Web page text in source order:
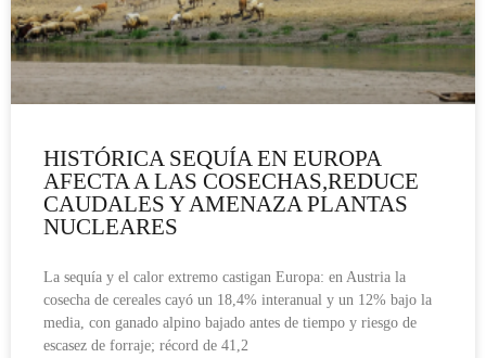
HISTÓRICA SEQUÍA EN EUROPA
AFECTA A LAS COSECHAS,REDUCE
CAUDALES Y AMENAZA PLANTAS
NUCLEARES
La sequía y el calor extremo castigan Europa: en Austria la
cosecha de cereales cayó un 18,4% interanual y un 12% bajo la
media, con ganado alpino bajado antes de tiempo y riesgo de
escasez de forraje; récord de 41,2